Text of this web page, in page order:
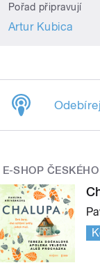
Pořad připravují
Artur Kubica
E-SHOP